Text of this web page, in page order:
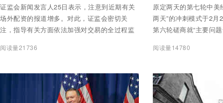
证监会新闻发言人25日表示，注意到近期有关
场外配资的报道增多。对此，证监会密切关
注，指导有关方面依法加强对交易的全过程监
阅读量21736
原定两天的第七轮中美
两天”的冲刺模式于2
第六轮磋商就“主要问
绕协议文本开展谈判
推特账户上宣布将推
品关税的计划。
阅读量14780